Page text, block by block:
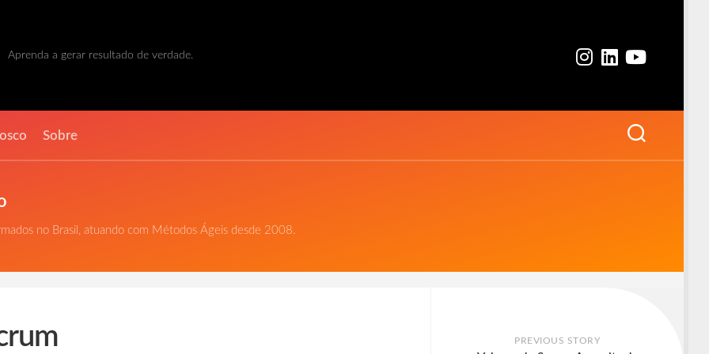
Aprenda a gerar resultado de verdade.
Sobre
no Brasil, atuando com Métodos Ágeis desde 2008.
PREVIOUS STORY